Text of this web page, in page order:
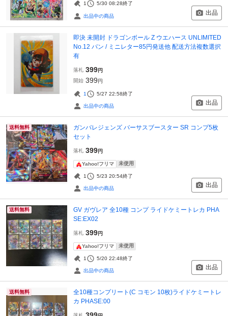
1 5/30 08:28終了
出品中の商品 出品
即決 未開封 ドラゴンボール Z ウエハース UNLIMITED
No.12 パン / ミニレター85円発送他 配送方法複数選択
有
落札 399円
開始 399円
1 5/27 22:58終了
出品中の商品 出品
送料無料
ガンバレジェンズ バーサスブースター SR コンプ5枚
セット
落札 399円
Yahoo!フリマ 未使用
1 5/23 20:54終了
出品中の商品 出品
送料無料
GV ガヴレア 全10種 コンプ ライドケミートレカ PHA
SE:EX02
落札 399円
Yahoo!フリマ 未使用
1 5/20 22:48終了
出品中の商品 出品
送料無料
全10種コンプリート(C コモン 10枚)ライドケミートレ
カ PHASE:00